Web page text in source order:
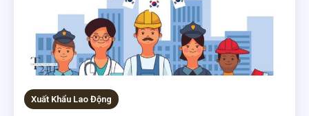
Xuất Khẩu Lao Động